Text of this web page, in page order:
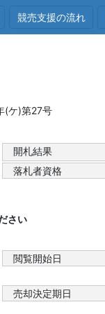
競売支援の流れ
(ケ)第27号
開札結果
落札者資格
さい
閲覧開始日
売却決定期日